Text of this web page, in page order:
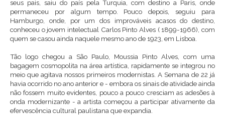
seus pais, saiu do país pela Turquia, com destino a Paris, onde
permaneceu por algum tempo. Pouco depois, seguiu para
Hamburgo, onde, por um dos improváveis acasos do destino,
conheceu o jovem intelectual Carlos Pinto Alves ( 1899-1966), com
quem se casou ainda naquele mesmo ano de 1923, em Lisboa.
Tão logo chegou a São Paulo, Moussia Pinto Alves, com uma
bagagem cosmopolita na área artística, rapidamente se integrou no
meio que agitava nossos primeiros modernistas. A Semana de 22 já
havia ocorrido no ano anterior e - embora os sinais de atividade ainda
não fossem muito evidentes, pouco a pouco cresciam as adesões à
onda modernizante - a artista começou a participar ativamente da
efervescência cultural paulistana que expandia.